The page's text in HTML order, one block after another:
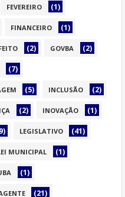
FEVEREIRO (1)
FINANCEIRO (1)
(2) GOVBA (2)
(7)
(5) INCLUSÃO (2)
(2) INOVAÇÃO (1)
LEGISLATIVO (41)
MUNICIPAL (1)
(1)
(21)